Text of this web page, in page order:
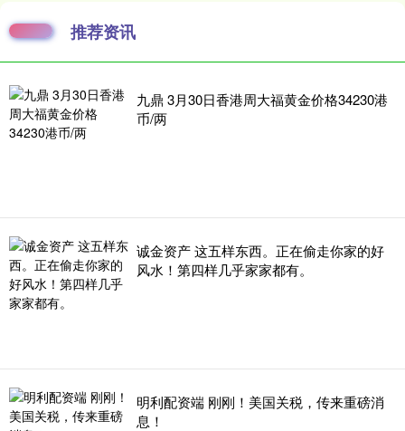
推荐资讯
九鼎 3月30日香港周大福黄金价格34230港
币/两
诚金资产 这五样东西。正在偷走你家的好
风水！第四样几乎家家都有。
明利配资端 刚刚！美国关税，传来重磅消
息！